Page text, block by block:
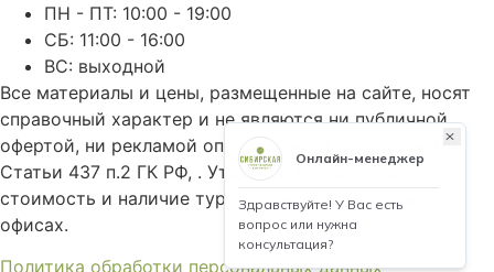
ПН - ПТ: 10:00 - 19:00
СБ: 11:00 - 16:00
ВС: выходной
Все материалы и цены, размещенные на сайте, носят
справочный характер и не являются ни публичной
офертой, ни рекламой определяемой положениями
Статьи 437 п.2 ГК РФ, . Уточнить актуальную
стоимость и наличие туров вы можете в наших
офисах.
Политика обработки персональных данных